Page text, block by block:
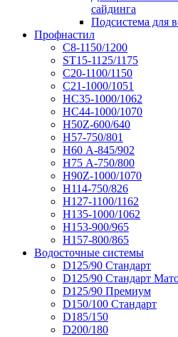
сайдинга
Подсистема для
Профнастил
С8-1150/1200
ST15-1125/1175
С20-1100/1150
С21-1000/1051
НС35-1000/1062
НС44-1000/1070
Н50Z-600/640
Н57-750/801
Н60 А-845/902
Н75 А-750/800
Н90Z-1000/1070
Н114-750/826
Н127-1100/1162
Н135-1000/1062
Н153-900/965
Н157-800/865
Водосточные системы
D125/90 Стандарт
D125/90 Стандарт
D125/90 Премиум
D150/100 Стандарт
D185/150
D200/180